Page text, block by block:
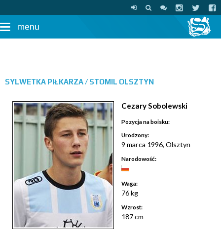
menu
SYLWETKA PIŁKARZA / STOMIL OLSZTYN
Cezary Sobolewski
Pozycja na boisku:
Urodzony:
9 marca 1996, Olsztyn
Narodowość:
Waga:
76 kg
Wzrost:
187 cm